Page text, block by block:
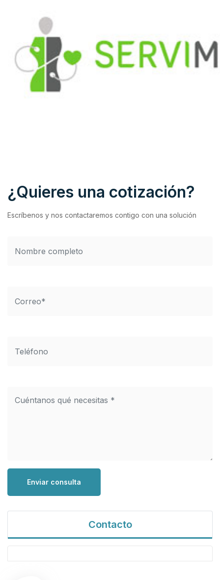
¿Quieres una cotización?
Escríbenos y nos contactaremos contigo con una solución
Enviar consulta
Contacto